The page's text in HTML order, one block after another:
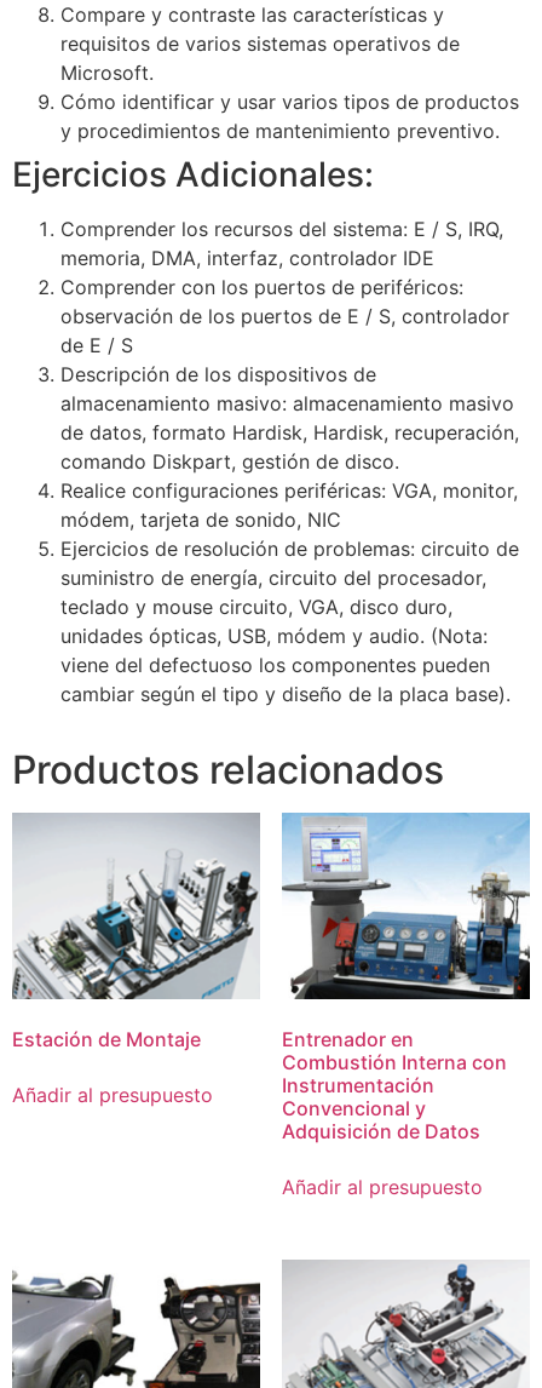
Compare y contraste las características y
requisitos de varios sistemas operativos de
Microsoft.
Cómo identificar y usar varios tipos de productos
y procedimientos de mantenimiento preventivo.
Ejercicios Adicionales:
Comprender los recursos del sistema: E / S, IRQ,
memoria, DMA, interfaz, controlador IDE
Comprender con los puertos de periféricos:
observación de los puertos de E / S, controlador
de E / S
Descripción de los dispositivos de
almacenamiento masivo: almacenamiento masivo
de datos, formato Hardisk, Hardisk, recuperación,
comando Diskpart, gestión de disco.
Realice configuraciones periféricas: VGA, monitor,
módem, tarjeta de sonido, NIC
Ejercicios de resolución de problemas: circuito de
suministro de energía, circuito del procesador,
teclado y mouse circuito, VGA, disco duro,
unidades ópticas, USB, módem y audio. (Nota:
viene del defectuoso los componentes pueden
cambiar según el tipo y diseño de la placa base).
Productos relacionados
Estación de Montaje
Añadir al presupuesto
Entrenador en
Combustión Interna con
Instrumentación
Convencional y
Adquisición de Datos
Añadir al presupuesto